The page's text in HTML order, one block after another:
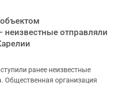
отправляли
ранее неизвестные
Общественная организация